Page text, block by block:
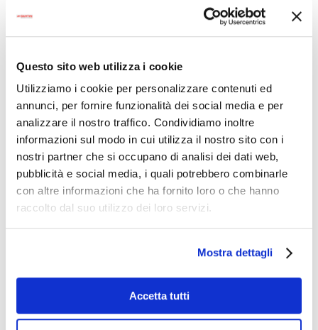
Questo sito web utilizza i cookie
Utilizziamo i cookie per personalizzare contenuti ed
annunci, per fornire funzionalità dei social media e per
analizzare il nostro traffico. Condividiamo inoltre
informazioni sul modo in cui utilizza il nostro sito con i
nostri partner che si occupano di analisi dei dati web,
pubblicità e social media, i quali potrebbero combinarle
con altre informazioni che ha fornito loro o che hanno
raccolto dal suo utilizzo dei loro servizi.
Mostra dettagli
Accetta tutti
Scarica la scheda del prodotto
Carni bianche e curcuma
Hypoallergenic
Sticks
Adult
ItalianWay Sticks è un alimento privo di cereali,
con carni bianche e curcuma.
Come gli altri prodotti della linea ItalianWay è
integrato con la “Ricetta della Vita”.
Informazioni sulla ricetta
Dosi giornaliere